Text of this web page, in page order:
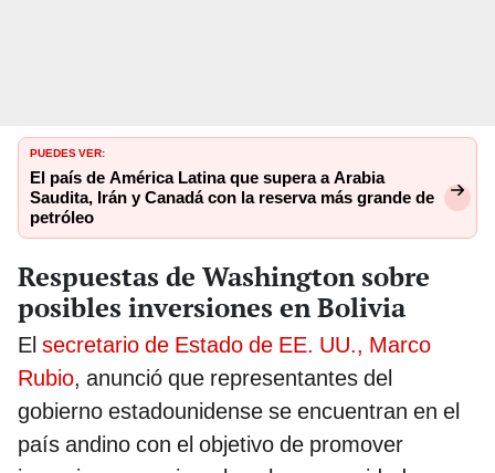
PUEDES VER:
El país de América Latina que supera a Arabia
Saudita, Irán y Canadá con la reserva más grande de
petróleo
Respuestas de Washington sobre
posibles inversiones en Bolivia
El secretario de Estado de EE. UU., Marco
Rubio, anunció que representantes del
gobierno estadounidense se encuentran en el
país andino con el objetivo de promover